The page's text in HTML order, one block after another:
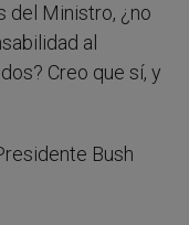
del Ministro, ¿no
al
Creo que sí, y
Bush